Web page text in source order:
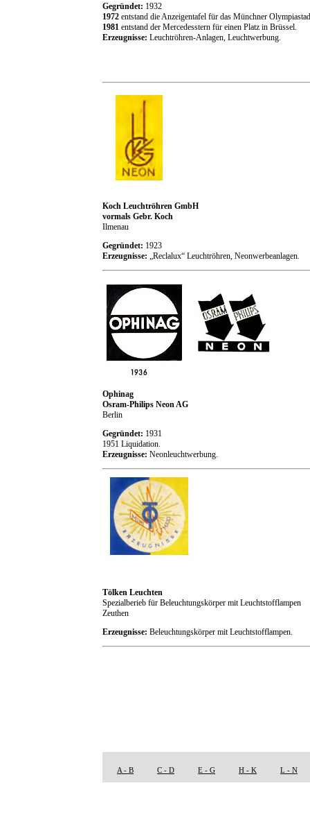
Gegründet: 1932
1972 entstand die Anzeigentafel für das Münchner
1981 entstand der Mercedesstern für einen Platz in Brüssel.
Erzeugnisse: Leuchtröhren-Anlagen, Leuchtwerbung.
Koch Leuchtröhren GmbH
vormals Gebr. Koch
Ilmenau
Gegründet: 1923
Erzeugnisse: „Reclalux“ Leuchtröhren, Neonwerbeanlagen.
Ophinag
Osram-Philips Neon AG
Berlin
Gegründet: 1931
1951 Liquidation.
Erzeugnisse: Neonleuchtwerbung.
Tölken Leuchten
Spezialberieb für Beleuchtungskörper mit Leuchtstofflampen
Zeuthen
Erzeugnisse: Beleuchtungskörper mit Leuchtstofflampen.
A - B C - D E - G H - K L - N